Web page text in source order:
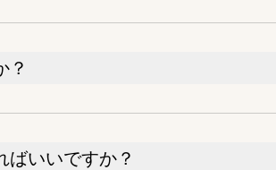
？
ばいいですか？